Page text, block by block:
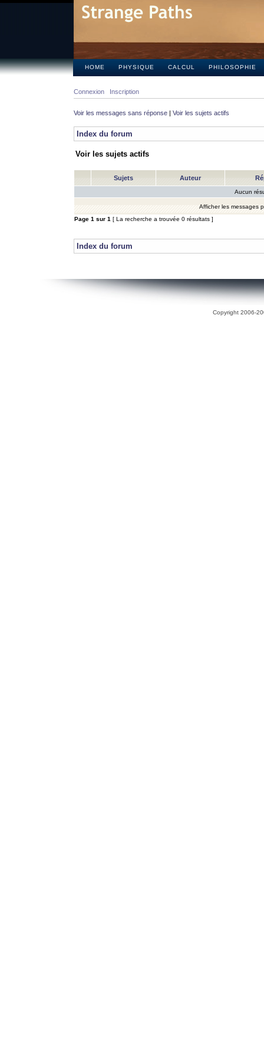
HOME PHYSIQUE CALCUL PHILOSOPHIE
Connexion Inscription
Voir les messages sans réponse | Voir les sujets actifs
Index du forum
Voir les sujets actifs
Sujets Auteur
Aucun
Afficher les messages
Page 1 sur 1 [ La recherche a trouvée 0 résultats ]
Index du forum
Copyright 2006-